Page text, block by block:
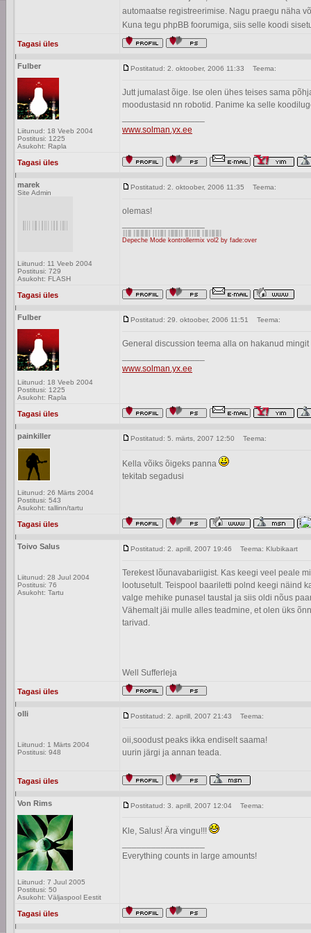
automaatse registreerimise. Nagu praegu näha
Kuna tegu phpBB foorumiga, siis selle koodi
Tagasi üles
Fulber
Liitunud: 18 Veeb 2004
Postitusi: 1225
Asukoht: Rapla
Postitatud: 2. oktoober, 2006 11:33 Teema:
Jutt jumalast õige. Ise olen ühes teises sama
moodustasid nn robotid. Panime ka selle
www.solman.yx.ee
Tagasi üles
marek
Site Admin
Liitunud: 11 Veeb 2004
Postitusi: 729
Asukoht: FLASH
Postitatud: 2. oktoober, 2006 11:35 Teema:
olemas!
Depeche Mode kontrollermix vol2 by fade:over
Tagasi üles
Fulber
Liitunud: 18 Veeb 2004
Postitusi: 1225
Asukoht: Rapla
Postitatud: 29. oktoober, 2006 11:51 Teema:
General discussion teema alla on hakanud
www.solman.yx.ee
Tagasi üles
painkiller
Liitunud: 26 Märts 2004
Postitusi: 543
Asukoht: tallinn/tartu
Postitatud: 5. märts, 2007 12:50 Teema:
Kella võiks õigeks panna
tekitab segadusi
Tagasi üles
Toivo Salus
Liitunud: 28 Juul 2004
Postitusi: 76
Asukoht: Tartu
Postitatud: 2. aprill, 2007 19:46 Teema: Klubikaart
Terekest lõunavabariigist. Kas keegi veel peale
lootusetult. Teispool baariletti polnd keegi näind
valge mehike punasel taustal ja siis oldi nõus
Vähemalt jäi mulle alles teadmine, et olen üks
tarivad.
Well Sufferleja
Tagasi üles
olli
Liitunud: 1 Märts 2004
Postitusi: 948
Postitatud: 2. aprill, 2007 21:43 Teema:
oii,soodust peaks ikka endiselt saama!
uurin järgi ja annan teada.
Tagasi üles
Von Rims
Liitunud: 7 Juul 2005
Postitusi: 50
Asukoht: Väljaspool Eestit
Postitatud: 3. aprill, 2007 12:04 Teema:
Kle, Salus! Ära vingu!!!
Everything counts in large amounts!
Tagasi üles